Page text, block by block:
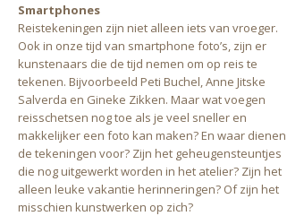
Smartphones
Reistekeningen zijn niet alleen iets van vroeger.
Ook in onze tijd van smartphone foto’s, zijn er
kunstenaars die de tijd nemen om op reis te
tekenen. Bijvoorbeeld Peti Buchel, Anne Jitske
Salverda en Gineke Zikken. Maar wat voegen
reisschetsen nog toe als je veel sneller en
makkelijker een foto kan maken? En waar dienen
de tekeningen voor? Zijn het geheugensteuntjes
die nog uitgewerkt worden in het atelier? Zijn het
alleen leuke vakantie herinneringen? Of zijn het
misschien kunstwerken op zich?